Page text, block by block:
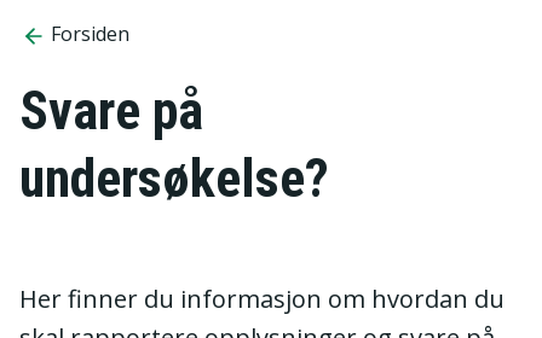
Forsiden
Svare på
undersøkelse?
Her finner du informasjon om hvordan du